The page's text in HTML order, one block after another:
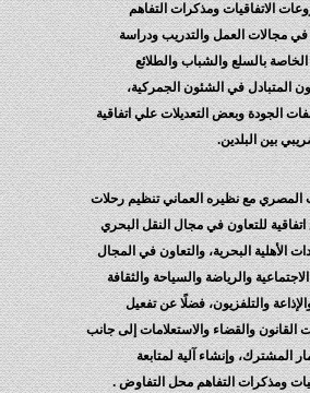
الاتفاقيات ومذكرات التفاهم
في مجالات العمل والتدريب ودراسة
بالسلع والشباب والطلائع
المتبادل في الشئون الجمركية،
الجودة وبعض التعديلات علي اتفاقية
بين البلدين.
مع نظيره العماني تنظيم رحلات
للتعاون في مجال النقل البحري
الأهلية البحرية، والتعاون في المجال
والرياضة والسياحة والثقافة
والتلفزيون، فضلًا عن تفعيل
القانون والقضاء والاستعلامات إلى جانب
المشترك، وإنشاء آلية لمتابعة
ومذكرات التفاهم محل التفاوض .